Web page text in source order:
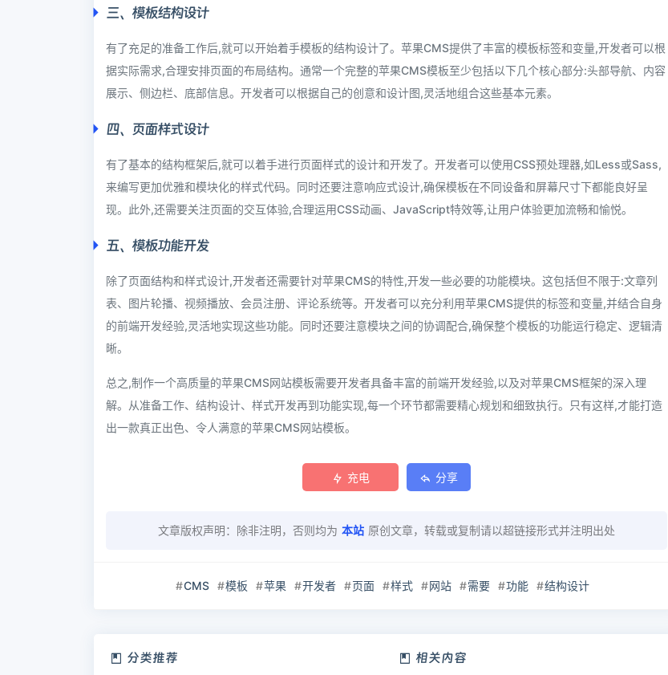
三、模板结构设计
有了充足的准备工作后,就可以开始着手模板的结构设计了。苹果CMS提供了丰富的模板标签和变量,开发者可以根
据实际需求,合理安排页面的布局结构。通常一个完整的苹果CMS模板至少包括以下几个核心部分:头部导航、内容
展示、侧边栏、底部信息。开发者可以根据自己的创意和设计图,灵活地组合这些基本元素。
四、页面样式设计
有了基本的结构框架后,就可以着手进行页面样式的设计和开发了。开发者可以使用CSS预处理器,如Less或Sass,
来编写更加优雅和模块化的样式代码。同时还要注意响应式设计,确保模板在不同设备和屏幕尺寸下都能良好呈
现。此外,还需要关注页面的交互体验,合理运用CSS动画、JavaScript特效等,让用户体验更加流畅和愉悦。
五、模板功能开发
除了页面结构和样式设计,开发者还需要针对苹果CMS的特性,开发一些必要的功能模块。这包括但不限于:文章列
表、图片轮播、视频播放、会员注册、评论系统等。开发者可以充分利用苹果CMS提供的标签和变量,并结合自身
的前端开发经验,灵活地实现这些功能。同时还要注意模块之间的协调配合,确保整个模板的功能运行稳定、逻辑清
晰。
总之,制作一个高质量的苹果CMS网站模板需要开发者具备丰富的前端开发经验,以及对苹果CMS框架的深入理
解。从准备工作、结构设计、样式开发再到功能实现,每一个环节都需要精心规划和细致执行。只有这样,才能打造
出一款真正出色、令人满意的苹果CMS网站模板。
充电 分享
文章版权声明：除非注明，否则均为 本站 原创文章，转载或复制请以超链接形式并注明出处
CMS 模板 苹果 开发者 页面 样式 网站 需要 功能 结构设计
分类推荐 相关内容